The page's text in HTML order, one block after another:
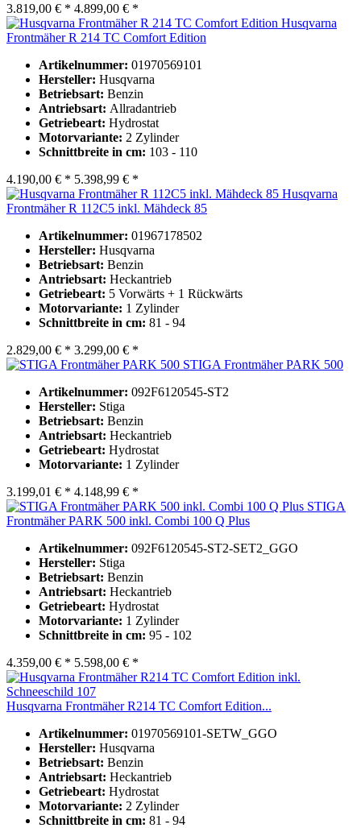
3.819,00 € * 4.899,00 € *
Husqvarna
Frontmäher R 214 TC Comfort Edition
Artikelnummer: 01970569101
Hersteller: Husqvarna
Betriebsart: Benzin
Antriebsart: Allradantrieb
Getriebeart: Hydrostat
Motorvariante: 2 Zylinder
Schnittbreite in cm: 103 - 110
4.190,00 € * 5.398,99 € *
Husqvarna
Frontmäher R 112C5 inkl. Mähdeck 85
Artikelnummer: 01967178502
Hersteller: Husqvarna
Betriebsart: Benzin
Antriebsart: Heckantrieb
Getriebeart: 5 Vorwärts + 1 Rückwärts
Motorvariante: 1 Zylinder
Schnittbreite in cm: 81 - 94
2.829,00 € * 3.299,00 € *
STIGA Frontmäher PARK 500
Artikelnummer: 092F6120545-ST2
Hersteller: Stiga
Betriebsart: Benzin
Antriebsart: Heckantrieb
Getriebeart: Hydrostat
Motorvariante: 1 Zylinder
3.199,01 € * 4.148,99 € *
STIGA
Frontmäher PARK 500 inkl. Combi 100 Q Plus
Artikelnummer: 092F6120545-ST2-SET2_GGO
Hersteller: Stiga
Betriebsart: Benzin
Antriebsart: Heckantrieb
Getriebeart: Hydrostat
Motorvariante: 1 Zylinder
Schnittbreite in cm: 95 - 102
4.359,00 € * 5.598,00 € *
Husqvarna Frontmäher R214 TC Comfort Edition...
Artikelnummer: 01970569101-SETW_GGO
Hersteller: Husqvarna
Betriebsart: Benzin
Antriebsart: Heckantrieb
Getriebeart: Hydrostat
Motorvariante: 2 Zylinder
Schnittbreite in cm: 81 - 94